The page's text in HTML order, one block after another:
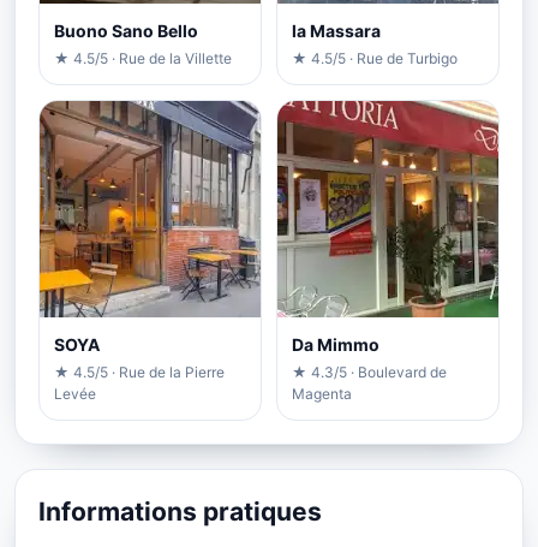
Buono Sano Bello
★ 4.5/5 · Rue de la Villette
la Massara
★ 4.5/5 · Rue de Turbigo
SOYA
★ 4.5/5 · Rue de la Pierre
Levée
Da Mimmo
★ 4.3/5 · Boulevard de
Magenta
Informations pratiques